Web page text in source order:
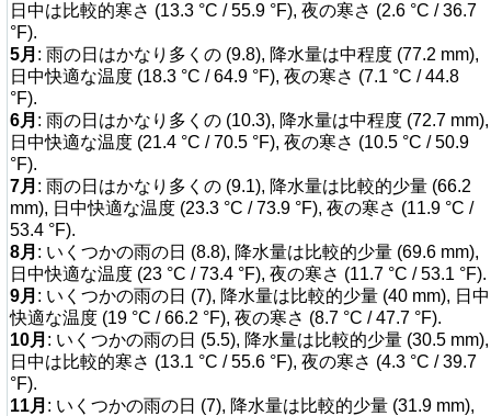
日中は比較的寒さ (13.3 °C / 55.9 °F), 夜の寒さ (2.6 °C / 36.7
°F).
5月 : 雨の日はかなり多くの (9.8), 降水量は中程度 (77.2 mm),
日中快適な温度 (18.3 °C / 64.9 °F), 夜の寒さ (7.1 °C / 44.8
°F).
6月 : 雨の日はかなり多くの (10.3), 降水量は中程度 (72.7 mm),
日中快適な温度 (21.4 °C / 70.5 °F), 夜の寒さ (10.5 °C / 50.9
°F).
7月 : 雨の日はかなり多くの (9.1), 降水量は比較的少量 (66.2
mm), 日中快適な温度 (23.3 °C / 73.9 °F), 夜の寒さ (11.9 °C /
53.4 °F).
8月 : いくつかの雨の日 (8.8), 降水量は比較的少量 (69.6 mm),
日中快適な温度 (23 °C / 73.4 °F), 夜の寒さ (11.7 °C / 53.1 °F).
9月 : いくつかの雨の日 (7), 降水量は比較的少量 (40 mm), 日中
快適な温度 (19 °C / 66.2 °F), 夜の寒さ (8.7 °C / 47.7 °F).
10月 : いくつかの雨の日 (5.5), 降水量は比較的少量 (30.5 mm),
日中は比較的寒さ (13.1 °C / 55.6 °F), 夜の寒さ (4.3 °C / 39.7
°F).
11月 : いくつかの雨の日 (7), 降水量は比較的少量 (31.9 mm),